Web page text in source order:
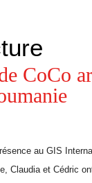
CoCo
au GIS
Claudia et Cédric